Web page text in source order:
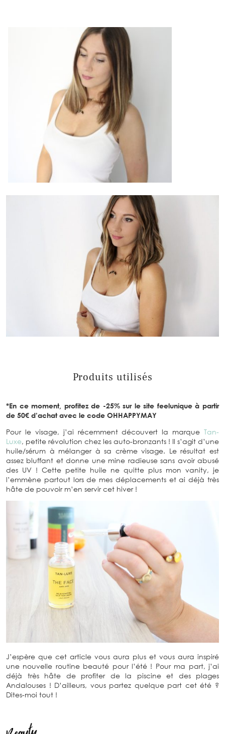
Produits utilisés
*En ce moment, profitez de -25% sur le site feelunique à partir
de 50€ d’achat avec le code OHHAPPYMAY
Pour le visage, j’ai récemment découvert la marque Tan-
Luxe, petite révolution chez les auto-bronzants ! Il s’agit d’une
huile/sérum à mélanger à sa crème visage. Le résultat est
assez bluffant et donne une mine radieuse sans avoir abusé
des UV ! Cette petite huile ne quitte plus mon vanity, je
l’emmène partout lors de mes déplacements et ai déjà très
hâte de pouvoir m’en servir cet hiver !
J’espère que cet article vous aura plus et vous aura inspiré
une nouvelle routine beauté pour l’été ! Pour ma part, j’ai
déjà très hâte de profiter de la piscine et des plages
Andalouses ! D’ailleurs, vous partez quelque part cet été ?
Dites-moi tout !